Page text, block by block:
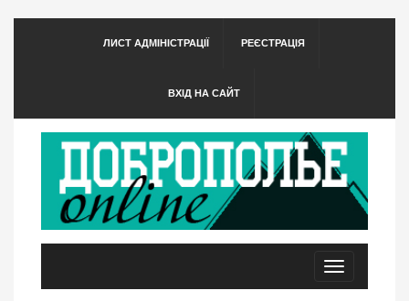
ЛИСТ АДМІНІСТРАЦІЇ РЕЄСТРАЦІЯ
ВХІД НА САЙТ
Toggle
navigation